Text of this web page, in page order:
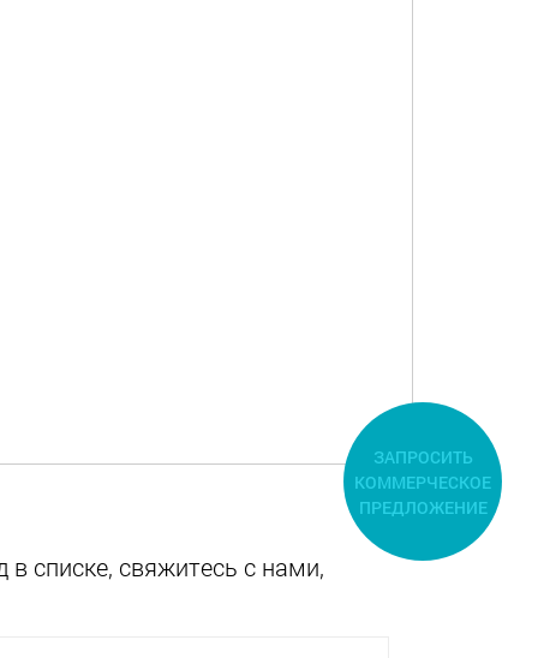
списке, свяжитесь с нами,
ЗАПРОСИТЬ
КОММЕРЧЕСКОЕ
ПРЕДЛОЖЕНИЕ